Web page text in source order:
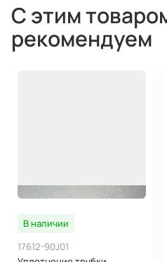
С этим
рекомендуем
В наличии
17612-90J01